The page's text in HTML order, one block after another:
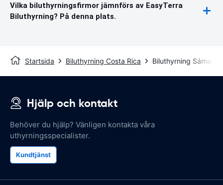
Vilka biluthyrningsfirmor jämnförs av EasyTerra
Biluthyrning? På denna plats.
Startsida Biluthyrning Costa Rica Biluthyrning Sámara
Hjälp och kontakt
Behöver du hjälp? Vänligen kontakta våra
uthyrningsspecialister.
Kundtjänst